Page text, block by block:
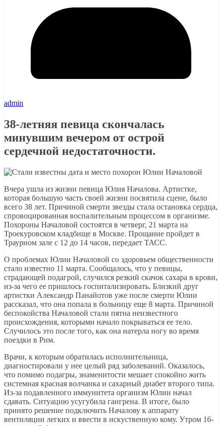
admin
38-летняя певица скончалась
минувшим вечером от острой
сердечной недостаточности.
Вчера ушла из жизни певица Юлия Началова. Артистке,
которая большую часть своей жизни посвятила сцене, было
всего 38 лет. Причиной смерти звезды стала остановка сердца,
спровоцированная воспалительным процессом в организме.
Похороны Началовой состоятся в четверг, 21 марта на
Троекуровском кладбище в Москве. Прощание пройдет в
Траурном зале с 12 до 14 часов, передает ТАСС.
О проблемах Юлии Началовой со здоровьем общественности
стало известно 11 марта. Сообщалось, что у певицы,
страдающей подагрой, случился резкий скачок сахара в крови,
из-за чего ее пришлось госпитализировать. Близкий друг
артистки Александр Панайотов уже после смерти Юлии
рассказал, что она попала в больницу еще 8 марта. Причиной
беспокойства Началовой стали пятна неизвестного
происхождения, которыми начало покрываться ее тело.
Случилось это после того, как она натерла ногу во время
поездки в Рим.
Врачи, к которым обратилась исполнительница,
диагностировали у нее целый ряд заболеваний. Оказалось,
что помимо подагры, знаменитости мешает спокойно жить
системная красная волчанка и сахарный диабет второго типа.
Из-за подавленного иммунитета организм Юлии начал
сдавать. Ситуацию усугубила гангрена. В итоге, было
принято решение подключить Началову к аппарату
вентиляции легких и ввести в искуственную кому. Утром 16-